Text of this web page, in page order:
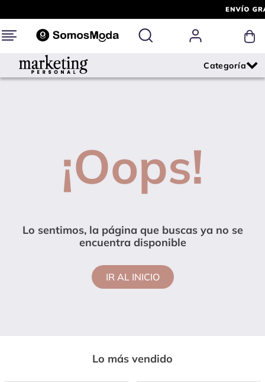
¡Oops!
Lo sentimos, la página que buscas ya no se
encuentra disponible
IR AL INICIO
Lo más vendido